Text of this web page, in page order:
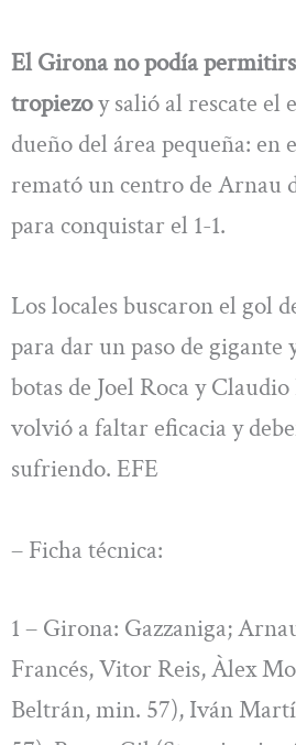
El Girona no podía
tropiezoy salió al rescate el
dueño del área pequeña: en
remató un centro de Arnau
para conquistar el 1-1.
Los locales buscaron el gol
para dar un paso de
botas de Joel Roca y
volvió a faltar eficacia y
sufriendo. EFE
– Ficha técnica:
1 – Girona: Gazzaniga;
Francés, Vitor Reis, Àlex
Beltrán, min. 57), Iván